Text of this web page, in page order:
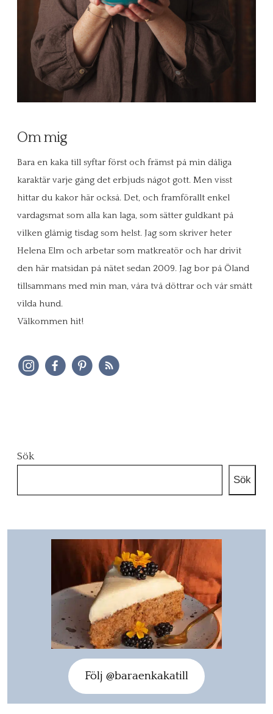
Om mig
Bara en kaka till syftar först och främst på min dåliga
karaktär varje gång det erbjuds något gott. Men visst
hittar du kakor här också. Det, och framförallt enkel
vardagsmat som alla kan laga, som sätter guldkant på
vilken glåmig tisdag som helst. Jag som skriver heter
Helena Elm och arbetar som matkreatör och har drivit
den här matsidan på nätet sedan 2009. Jag bor på Öland
tillsammans med min man, våra två döttrar och vår smått
vilda hund.
Välkommen hit!
Sök
Sök
Följ @baraenkakatill